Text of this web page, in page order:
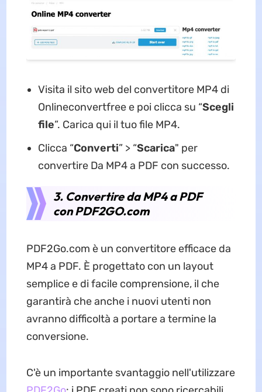
Visita il sito web del convertitore MP4 di
Onlineconvertfree e poi clicca su “Scegli
file”. Carica qui il tuo file MP4.
Clicca “Converti” > “Scarica" per
convertire Da MP4 a PDF con successo.
3. Convertire da MP4 a PDF
con PDF2GO.com
PDF2Go.com è un convertitore efficace da
MP4 a PDF. È progettato con un layout
semplice e di facile comprensione, il che
garantirà che anche i nuovi utenti non
avranno difficoltà a portare a termine la
conversione.
C'è un importante svantaggio nell'utilizzare